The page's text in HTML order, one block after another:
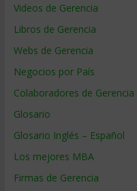
Videos de Gerencia
Libros de Gerencia
Webs de Gerencia
Negocios por País
Colaboradores de Gerencia
Glosario
Glosario Inglés – Español
Los mejores MBA
Firmas de Gerencia